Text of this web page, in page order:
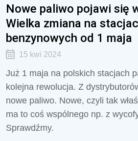
Nowe paliwo pojawi się
Wielka zmiana na
benzynowych od 1 maja
15 kwi 2024
Już 1 maja na polskich stacjach
kolejna rewolucja. Z
nowe paliwo. Nowe, czyli tak
ma to coś wspólnego np. z
Sprawdźmy.